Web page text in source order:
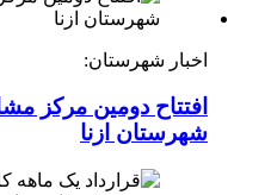
اخبار شهرستان:
افتتاح دومین مرکز
شهرستان ازنا